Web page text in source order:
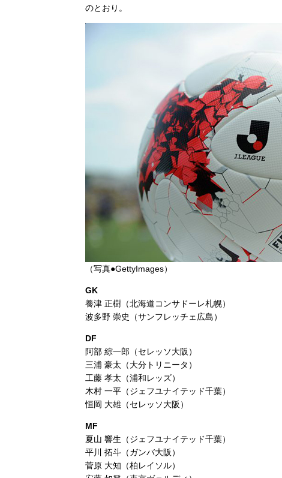
のとおり。
（写真●GettyImages）
GK
養津 正樹（北海道コンサドーレ札幌）
波多野 崇史（サンフレッチェ広島）
DF
阿部 綜一郎（セレッソ大阪）
三浦 豪太（大分トリニータ）
工藤 孝太（浦和レッズ）
木村 一平（ジェフユナイテッド千葉）
恒岡 大雄（セレッソ大阪）
MF
夏山 響生（ジェフユナイテッド千葉）
平川 拓斗（ガンバ大阪）
菅原 大知（柏レイソル）